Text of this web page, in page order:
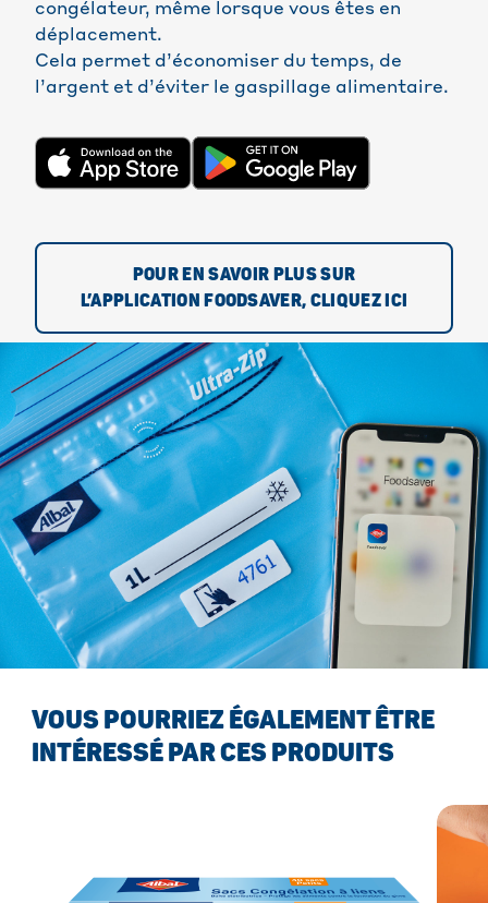
congélateur, même lorsque vous êtes en
déplacement.
Cela permet d’économiser du temps, de
l’argent et d’éviter le gaspillage alimentaire.
POUR EN SAVOIR PLUS SUR
L’APPLICATION FOODSAVER, CLIQUEZ ICI
VOUS POURRIEZ ÉGALEMENT ÊTRE
INTÉRESSÉ PAR CES PRODUITS